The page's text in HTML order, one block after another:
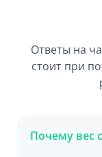
Ответы на
стоит при
Почему вес